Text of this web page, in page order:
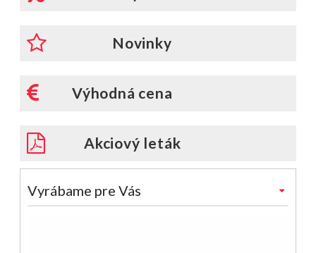
Novinky
Výhodná cena
Akciový leták
Vyrábame pre Vás